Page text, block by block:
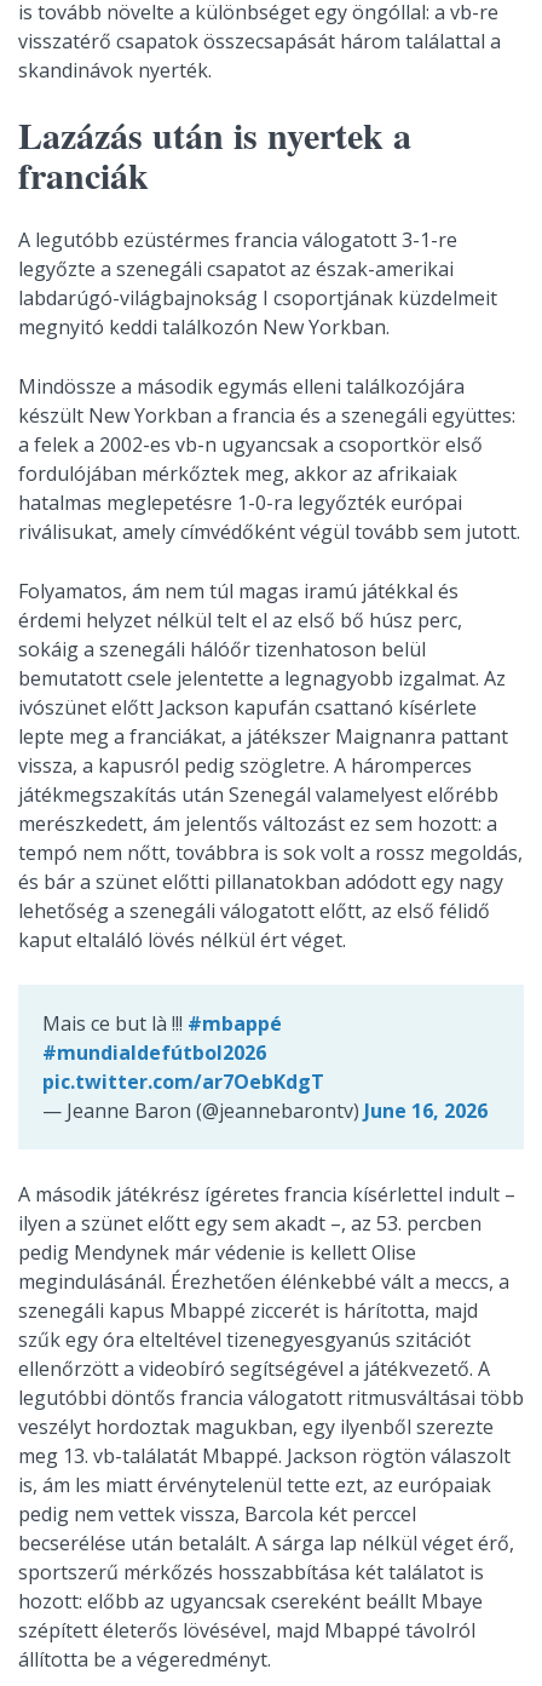
is tovább növelte a különbséget egy öngóllal: a vb-re
visszatérő csapatok összecsapását három találattal a
skandinávok nyerték.
Lazázás után is nyertek a
franciák
A legutóbb ezüstérmes francia válogatott 3-1-re
legyőzte a szenegáli csapatot az észak-amerikai
labdarúgó-világbajnokság I csoportjának küzdelmeit
megnyitó keddi találkozón New Yorkban.
Mindössze a második egymás elleni találkozójára
készült New Yorkban a francia és a szenegáli együttes:
a felek a 2002-es vb-n ugyancsak a csoportkör első
fordulójában mérkőztek meg, akkor az afrikaiak
hatalmas meglepetésre 1-0-ra legyőzték európai
riválisukat, amely címvédőként végül tovább sem jutott.
Folyamatos, ám nem túl magas iramú játékkal és
érdemi helyzet nélkül telt el az első bő húsz perc,
sokáig a szenegáli hálóőr tizenhatoson belül
bemutatott csele jelentette a legnagyobb izgalmat. Az
ivószünet előtt Jackson kapufán csattanó kísérlete
lepte meg a franciákat, a játékszer Maignanra pattant
vissza, a kapusról pedig szögletre. A háromperces
játékmegszakítás után Szenegál valamelyest előrébb
merészkedett, ám jelentős változást ez sem hozott: a
tempó nem nőtt, továbbra is sok volt a rossz megoldás,
és bár a szünet előtti pillanatokban adódott egy nagy
lehetőség a szenegáli válogatott előtt, az első félidő
kaput eltaláló lövés nélkül ért véget.
Mais ce but là !!! #mbappé
#mundialdefútbol2026
pic.twitter.com/ar7OebKdgT
— Jeanne Baron (@jeannebarontv) June 16, 2026
A második játékrész ígéretes francia kísérlettel indult –
ilyen a szünet előtt egy sem akadt –, az 53. percben
pedig Mendynek már védenie is kellett Olise
megindulásánál. Érezhetően élénkebbé vált a meccs, a
szenegáli kapus Mbappé ziccerét is hárította, majd
szűk egy óra elteltével tizenegyesgyanús szitációt
ellenőrzött a videobíró segítségével a játékvezető. A
legutóbbi döntős francia válogatott ritmusváltásai több
veszélyt hordoztak magukban, egy ilyenből szerezte
meg 13. vb-találatát Mbappé. Jackson rögtön válaszolt
is, ám les miatt érvénytelenül tette ezt, az európaiak
pedig nem vettek vissza, Barcola két perccel
becserélése után betalált. A sárga lap nélkül véget érő,
sportszerű mérkőzés hosszabbítása két találatot is
hozott: előbb az ugyancsak csereként beállt Mbaye
szépített életerős lövésével, majd Mbappé távolról
állította be a végeredményt.